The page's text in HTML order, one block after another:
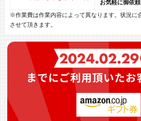
お気軽に御依
※作業費は作業内容によって異なります。状況に
させて頂きます。